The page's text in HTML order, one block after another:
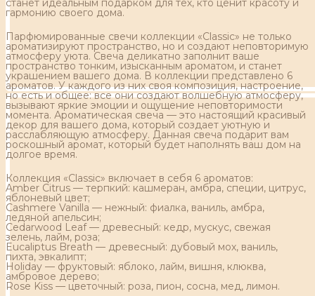
станет идеальным подарком для тех, кто ценит красоту и
гармонию своего дома.
Парфюмированные свечи коллекции «Classic» не только
ароматизируют пространство, но и создают неповторимую
атмосферу уюта. Свеча деликатно заполнит ваше
пространство тонким, изысканным ароматом, и станет
украшением вашего дома. В коллекции представлено 6
ароматов. У каждого из них своя композиция, настроение,
но есть и общее: все они создают волшебную атмосферу,
вызывают яркие эмоции и ощущение неповторимости
момента. Ароматическая свеча — это настоящий красивый
декор для вашего дома, который создает уютную и
расслабляющую атмосферу. Данная свеча подарит вам
роскошный аромат, который будет наполнять ваш дом на
долгое время.
Коллекция «Classic» включает в себя 6 ароматов:
Amber Citrus — терпкий: кашмеран, амбра, специи, цитрус,
яблоневый цвет;
Cashmere Vanilla — нежный: фиалка, ваниль, амбра,
ледяной апельсин;
Cedarwood Leaf — древесный: кедр, мускус, свежая
зелень, лайм, роза;
Eucaliptus Breath — древесный: дубовый мох, ваниль,
пихта, эвкалипт;
Holiday — фруктовый: яблоко, лайм, вишня, клюква,
амбровое дерево;
Rose Kiss — цветочный: роза, пион, сосна, мед, лимон.